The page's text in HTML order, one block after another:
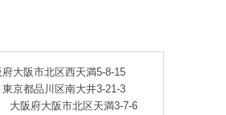
大阪市北区西天満5-8-15
京都品川区南大井3-21-3
大阪府大阪市北区天満3-7-6